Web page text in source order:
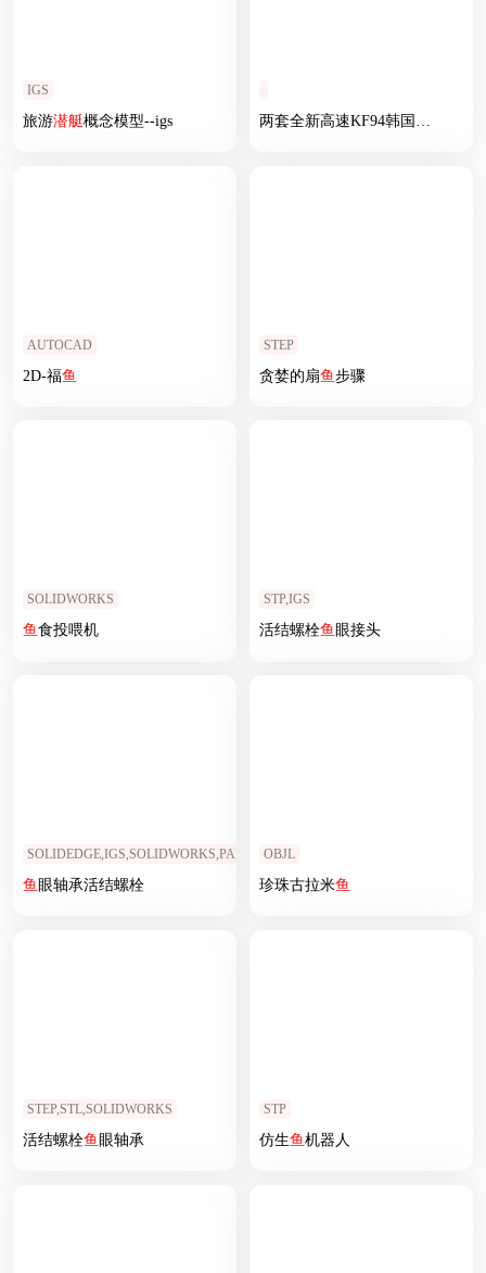
IGS
旅游潜艇概念模型--igs
AUTOCAD
2D-福鱼
STEP
贪婪的扇鱼步骤
SOLIDWORKS
鱼食投喂机
STP,IGS
活结螺栓鱼眼接头
SOLIDEDGE,IGS,SOLIDWORKS,PARASOLID
鱼眼轴承活结螺栓
OBJL
珍珠古拉米鱼
STEP,STL,SOLIDWORKS
活结螺栓鱼眼轴承
STP
仿生鱼机器人